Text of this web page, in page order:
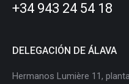
windowwindowwindowwindowwindow
+34 943 24 54 18
DELEGACIÓN DE ÁLAVA
Hermanos Lumière 11,